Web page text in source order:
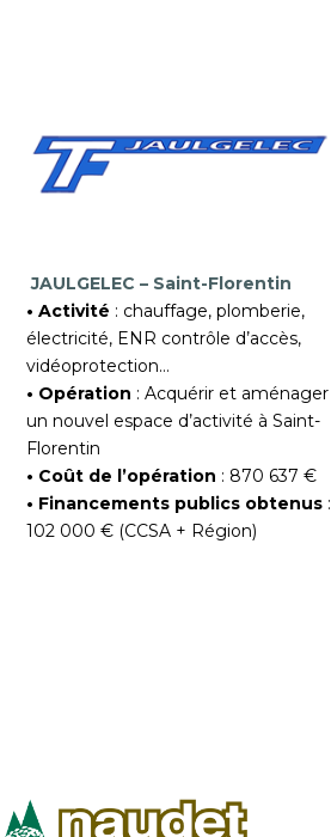
JAULGELEC – Saint-Florentin
• Activité : chauffage, plomberie,
électricité, ENR contrôle d’accès,
vidéoprotection…
• Opération : Acquérir et aménager
un nouvel espace d’activité à Saint-
Florentin
• Coût de l’opération : 870 637 €
• Financements publics obtenus:
102 000 € (CCSA + Région)